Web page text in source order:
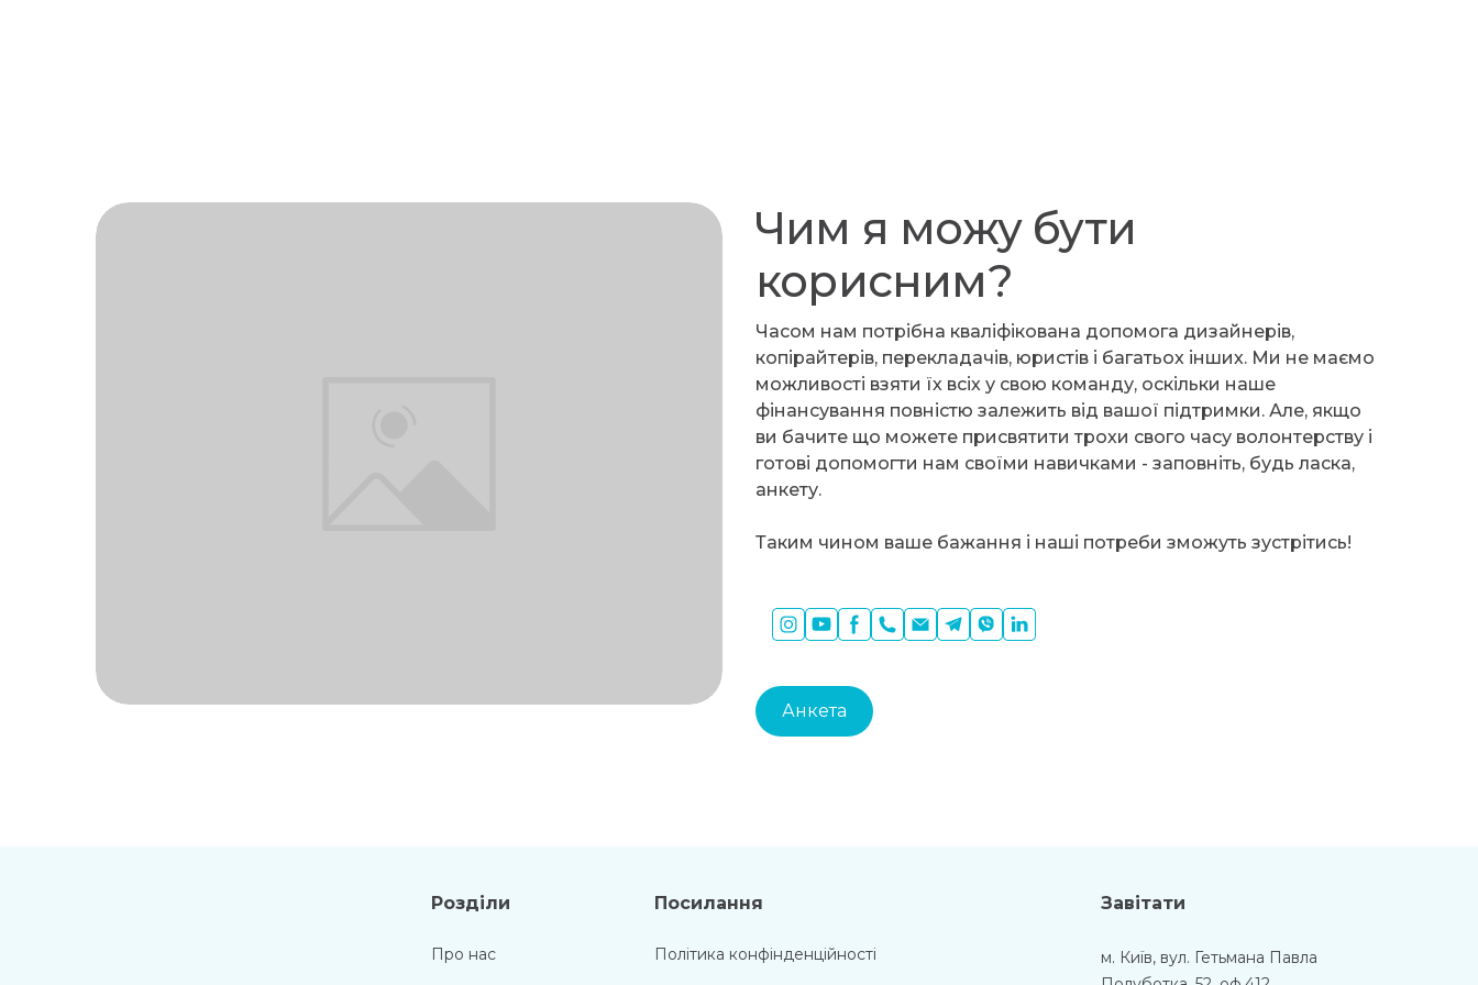
Чим я можу бути
корисним?
Часом нам потрібна кваліфікована допомога дизайнерів,
копірайтерів, перекладачів, юристів і багатьох інших. Ми не маємо
можливості взяти їх всіх у свою команду, оскільки наше
фінансування повністю залежить від вашої підтримки. Але, якщо
ви бачите що можете присвятити трохи свого часу волонтерству і
готові допомогти нам своїми навичками - заповніть, будь ласка,
анкету.
Таким чином ваше бажання і наші потреби зможуть зустрітись!
Анкета
Розділи
Про нас
Посилання
Політика конфінденційності
Завітати
м. Київ, вул. Гетьмана Павла